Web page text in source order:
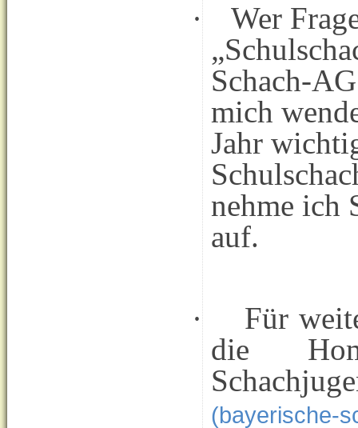
·
Wer
Schach-
mich
Jahr
nehme ich
auf.
·
Für
die
(bayerische-